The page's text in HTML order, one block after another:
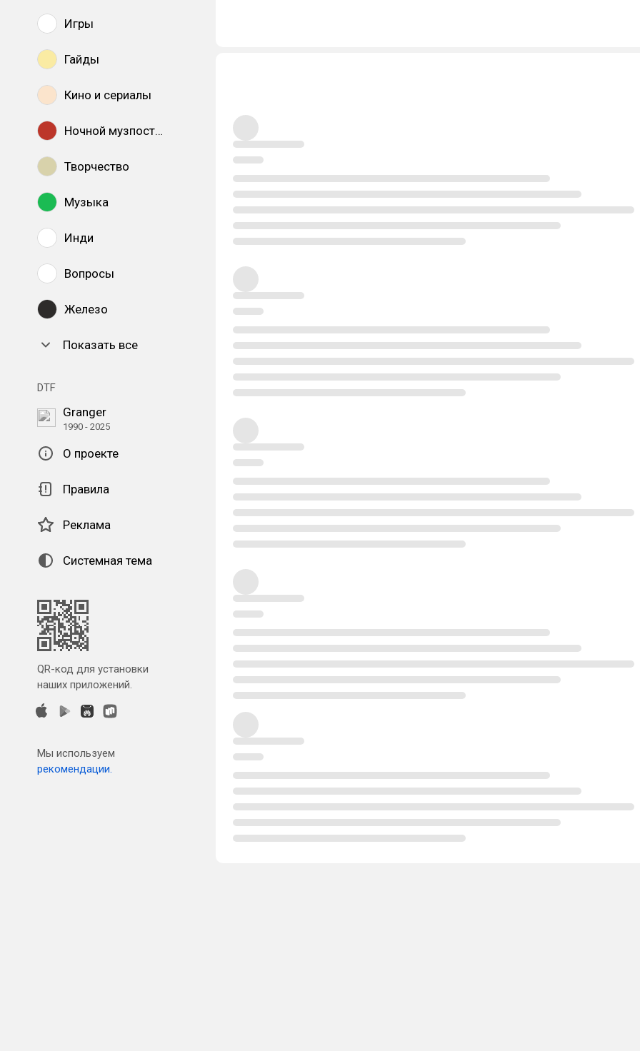
Игры
Гайды
Кино и сериалы
Ночной музпостинг
Творчество
Музыка
Инди
Вопросы
Железо
Показать все
DTF
Granger
1990 - 2025
О проекте
Правила
Реклама
Системная тема
QR-код для установки
наших приложений.
Мы используем
рекомендации.